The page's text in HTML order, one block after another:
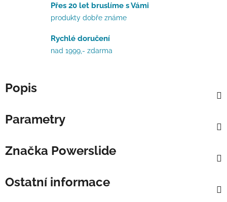
Přes 20 let bruslíme s Vámi
produkty dobře známe
Rychlé doručení
nad 1999,- zdarma
Popis
Parametry
Značka Powerslide
Ostatní informace